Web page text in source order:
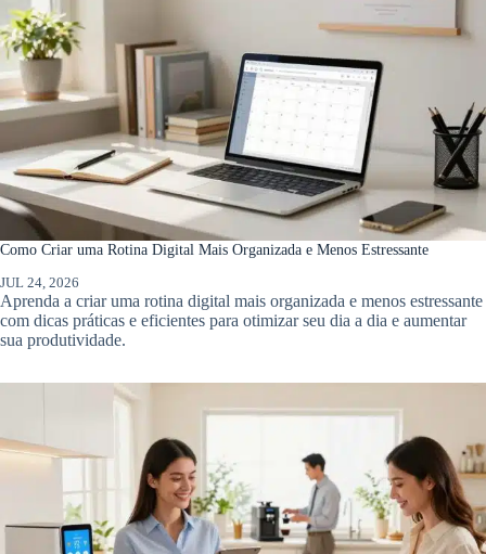
Como Criar uma Rotina Digital Mais Organizada e Menos Estressante
JUL 24, 2026
Aprenda a criar uma rotina digital mais organizada e menos estressante
com dicas práticas e eficientes para otimizar seu dia a dia e aumentar
sua produtividade.